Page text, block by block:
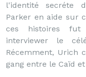
l'identité secréte
Parker en aide sur
ces histoires fut
interviewer le
Récemment, Urich
gang entre le Caïd